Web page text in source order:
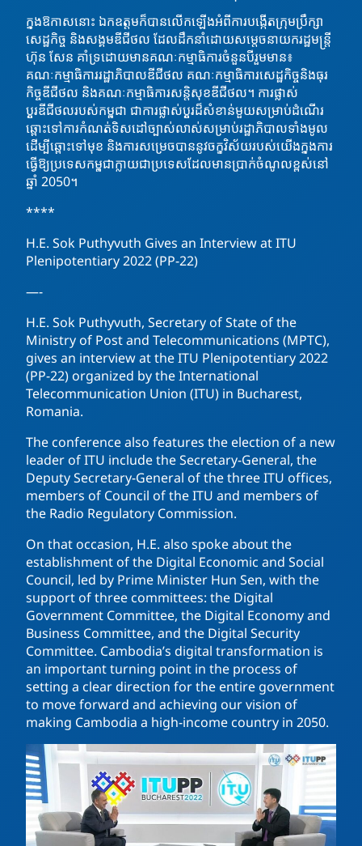
ក្នុងឱកាសនោះ​ ឯកឧត្ដមក៏បានលេីកឡេីងអំពីការបង្កើតក្រុមប្រឹក្សា
សេដ្ឋកិច្ច និងសង្គមឌីជីថល ដែលដឹកនាំដោយសម្តេចនាយករដ្ឋមន្ត្រី
ហ៊ុន សែន គាំទ្រដោយមានគណៈកម្មាធិការចំនួនបីរួមមាន៖​
គណៈកម្មាធិការរដ្ឋាភិបាលឌីជីថល គណៈកម្មាធិការសេដ្ឋកិច្ចនិងធុរ
កិច្ចឌីជីថល និងគណៈកម្មាធិការសន្តិសុខឌីជីថល។ ការផ្លាស់
ប្តូរឌីជីថលរបស់កម្ពុជា ជាការផ្លាស់ប្ដូរដ៏សំខាន់មួយសម្រាប់ដំណើរ
ឆ្ពោះទៅការកំណត់ទិសដៅច្បាស់លាស់សម្រាប់រដ្ឋាភិបាលទាំងមូល
ដើម្បីឆ្ពោះទៅមុខ និងការសម្រេចបាននូវចក្ខុវិស័យរបស់យើងក្នុងការ
ធ្វើឱ្យប្រទេសកម្ពុជាក្លាយជាប្រទេសដែលមានប្រាក់ចំណូលខ្ពស់នៅ
ឆ្នាំ 2050។
****
H.E. Sok Puthyvuth Gives an Interview at ITU
Plenipotentiary 2022 (PP-22)
—-
H.E. Sok Puthyvuth, Secretary of State of the
Ministry of Post and Telecommunications (MPTC),
gives an interview at the ITU Plenipotentiary 2022
(PP-22) organized by the International
Telecommunication Union (ITU) in Bucharest,
Romania.
The conference also features the election of a new
leader of ITU include the Secretary-General, the
Deputy Secretary-General of the three ITU offices,
members of Council of the ITU and members of
the Radio Regulatory Commission.
On that occasion, H.E. also spoke about the
establishment of the Digital Economic and Social
Council, led by Prime Minister Hun Sen, with the
support of three committees: the Digital
Government Committee, the Digital Economy and
Business Committee, and the Digital Security
Committee. Cambodia’s digital transformation is
an important turning point in the process of
setting a clear direction for the entire government
to move forward and achieving our vision of
making Cambodia a high-income country in 2050.